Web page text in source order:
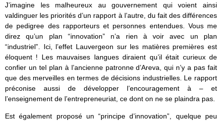
J’imagine les malheureux au gouvernement qui voient ainsi
valdinguer les priorités d’un rapport à l’autre, du fait des différences
de pedigree des rapporteurs et personnes entendues. Vous me
direz qu’un plan “innovation” n’a rien à voir avec un plan
“industriel”. Ici, l’effet Lauvergeon sur les matières premières est
éloquent ! Les mauvaises langues diraient qu’il était curieux de
confier un tel plan à l’ancienne patronne d’Areva, qui n’y a pas fait
que des merveilles en termes de décisions industrielles. Le rapport
préconise aussi de développer l’encouragement à – et
l’enseignement de l’entrepreneuriat, ce dont on ne se plaindra pas.
Est également proposé un “principe d’innovation”, quelque peu